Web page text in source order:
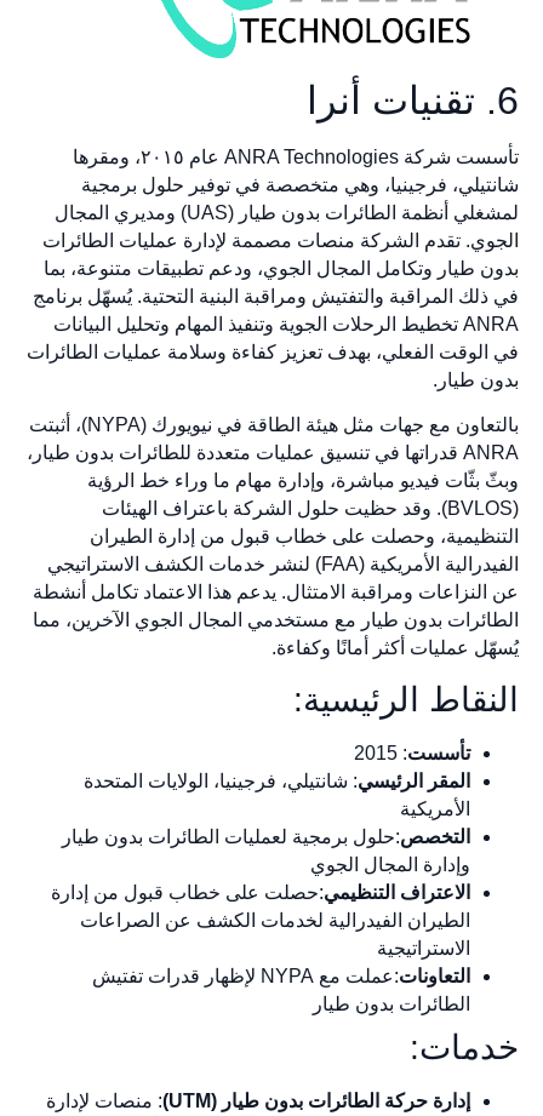
6. تقنيات أنرا
تأسست شركة ANRA Technologies عام ٢٠١٥، ومقرها
شانتيلي، فرجينيا، وهي متخصصة في توفير حلول برمجية
لمشغلي أنظمة الطائرات بدون طيار (UAS) ومديري المجال
الجوي. تقدم الشركة منصات مصممة لإدارة عمليات الطائرات
بدون طيار وتكامل المجال الجوي، ودعم تطبيقات متنوعة، بما
في ذلك المراقبة والتفتيش ومراقبة البنية التحتية. يُسهّل برنامج
ANRA تخطيط الرحلات الجوية وتنفيذ المهام وتحليل البيانات
في الوقت الفعلي، بهدف تعزيز كفاءة وسلامة عمليات الطائرات
بدون طيار.
بالتعاون مع جهات مثل هيئة الطاقة في نيويورك (NYPA)، أثبتت
ANRA قدراتها في تنسيق عمليات متعددة للطائرات بدون طيار،
وبثّ بثّات فيديو مباشرة، وإدارة مهام ما وراء خط الرؤية
(BVLOS). وقد حظيت حلول الشركة باعتراف الهيئات
التنظيمية، وحصلت على خطاب قبول من إدارة الطيران
الفيدرالية الأمريكية (FAA) لنشر خدمات الكشف الاستراتيجي
عن النزاعات ومراقبة الامتثال. يدعم هذا الاعتماد تكامل أنشطة
الطائرات بدون طيار مع مستخدمي المجال الجوي الآخرين، مما
يُسهّل عمليات أكثر أمانًا وكفاءة.
النقاط الرئيسية:
تأسست: 2015
المقر الرئيسي: شانتيلي، فرجينيا، الولايات المتحدة
الأمريكية
التخصص:حلول برمجية لعمليات الطائرات بدون طيار
وإدارة المجال الجوي
الاعتراف التنظيمي:حصلت على خطاب قبول من إدارة
الطيران الفيدرالية لخدمات الكشف عن الصراعات
الاستراتيجية
التعاونات
:عملت مع NYPA لإظهار قدرات تفتيش
الطائرات بدون طيار
خدمات:
إدارة حركة الطائرات بدون طيار (UTM)
: منصات لإدارة